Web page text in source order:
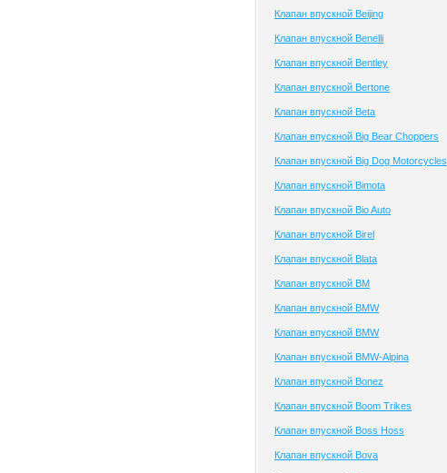
Клапан впускной Beijing
Клапан впускной Benelli
Клапан впускной Bentley
Клапан впускной Bertone
Клапан впускной Beta
Клапан впускной Big Bear Choppers
Клапан впускной Big Dog Motorcycles
Клапан впускной Bimota
Клапан впускной Bio Auto
Клапан впускной Birel
Клапан впускной Blata
Клапан впускной BM
Клапан впускной BMW
Клапан впускной BMW
Клапан впускной BMW-Alpina
Клапан впускной Bonez
Клапан впускной Boom Trikes
Клапан впускной Boss Hoss
Клапан впускной Bova